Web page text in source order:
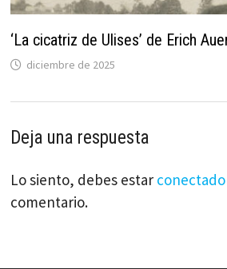
‘La cicatriz de Ulises’ de Erich
diciembre de 2025
Deja una respuesta
Lo siento, debes estar conectado
comentario.